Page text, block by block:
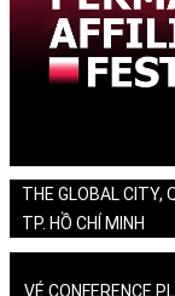
THE GLOBAL CITY,
TP. HỒ CHÍ MINH
VÉ CONFERENCE